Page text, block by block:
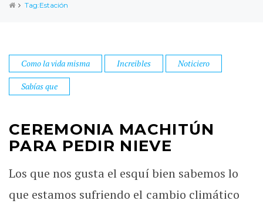
Tag:Estación
Como la vida misma Increibles Noticiero
Sabías que
CEREMONIA MACHITÚN
PARA PEDIR NIEVE
Los que nos gusta el esquí bien sabemos lo
que estamos sufriendo el cambio climático